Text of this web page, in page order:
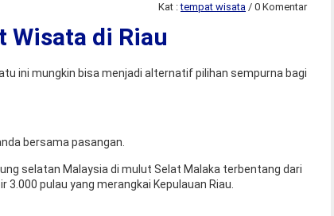
Kat :tempat wisata / 0 Komentar
Wisata di Riau
ini mungkin bisa menjadi alternatif pilihan sempurna bagi
bersama pasangan.
selatan Malaysia di mulut Selat Malaka terbentang dari
pulau yang merangkai Kepulauan Riau.